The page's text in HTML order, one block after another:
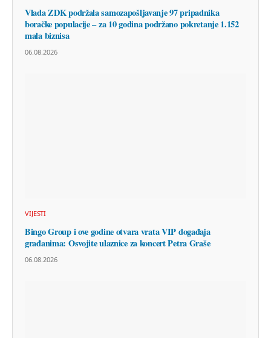
Vlada ZDK podržala samozapošljavanje 97 pripadnika
boračke populacije – za 10 godina podržano pokretanje 1.152
mala biznisa
06.08.2026
VIJESTI
Bingo Group i ove godine otvara vrata VIP događaja
građanima: Osvojite ulaznice za koncert Petra Graše
06.08.2026